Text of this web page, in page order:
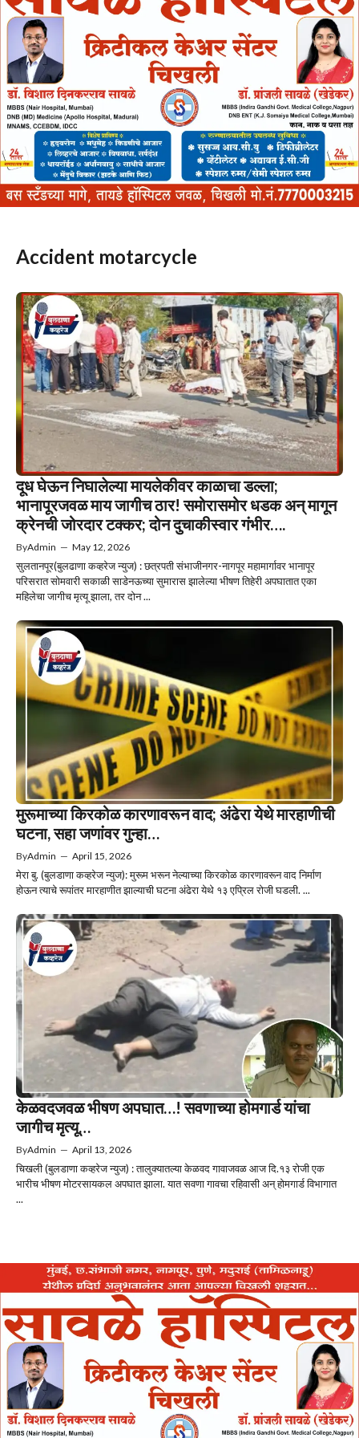
Accident motarcycle
दूध घेऊन निघालेल्या मायलेकीवर काळाचा डल्ला;
भानापूरजवळ माय जागीच ठार! समोरासमोर धडक अन् मागून
क्रेनची जोरदार टक्कर; दोन दुचाकीस्वार गंभीर….
ByAdmin — May 12, 2026
सुलतानपूर(बुलढाणा कव्हरेज न्युज) : छत्रपती संभाजीनगर-नागपूर महामार्गावर भानापूर
परिसरात सोमवारी सकाळी साडेनऊच्या सुमारास झालेल्या भीषण तिहेरी अपघातात एका
महिलेचा जागीच मृत्यू झाला, तर दोन ...
मुरूमाच्या किरकोळ कारणावरून वाद; अंढेरा येथे मारहाणीची
घटना, सहा जणांवर गुन्हा…
ByAdmin — April 15, 2026
मेरा बु. (बुलडाणा कव्हरेज न्युज): मुरूम भरून नेल्याच्या किरकोळ कारणावरून वाद निर्माण
होऊन त्याचे रूपांतर मारहाणीत झाल्याची घटना अंढेरा येथे १३ एप्रिल रोजी घडली. ...
केळवदजवळ भीषण अपघात…! सवणाच्या होमगार्ड यांचा
जागीच मृत्यू…
ByAdmin — April 13, 2026
चिखली (बुलडाणा कव्हरेज न्युज) : तालुक्यातल्या केळवद गावाजवळ आज दि.१३ रोजी एक
भारीच भीषण मोटरसायकल अपघात झाला. यात सवणा गावचा रहिवासी अन् होमगार्ड विभागात
...